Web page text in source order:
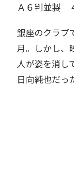
Ａ６判並製
銀座のクラブ
月。しかし、
人が姿を消し
日向純也だっ